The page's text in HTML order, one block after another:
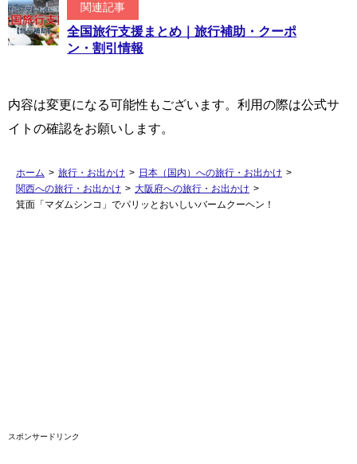
関連記事
全国旅行支援まとめ｜旅行補助・クーポ
ン・割引情報
内容は変更になる可能性もございます。利用の際は公式サ
イトの確認をお願いします。
ホーム > 旅行・お出かけ > 日本（国内）への旅行・お出かけ >
関西への旅行・お出かけ > 大阪府への旅行・お出かけ >
箕面「マダムシンコ」でパリッとおいしいバームクーヘン！
スポンサードリンク